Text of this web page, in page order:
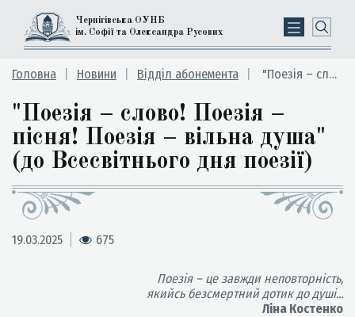
Чернігівська ОУНБ
ім. Софії та Олександра Русових
Головна Новини Відділ абонемента "Поезія – слово! Поезія – пісня! Поезія – вільна душа" (до Всесвітнього дня поезії)
"Поезія – слово! Поезія –
пісня! Поезія – вільна душа"
(до Всесвітнього дня поезії)
19.03.2025 675
Поезія – це завжди неповторність,
якийсь безсмертний дотик до душі...
Ліна Костенко